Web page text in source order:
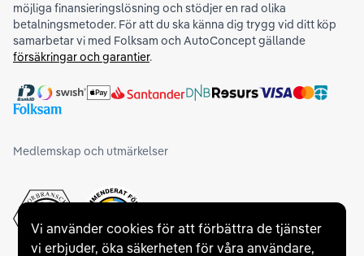
Vi använder cookies för att förbättra de tjänster
vi erbjuder, öka säkerheten för våra användare,
möjliga finansieringslösning och stödjer en rad olika
betalningsmetoder. För att du ska känna dig trygg vid ditt köp
samarbetar vi med Folksam och AutoConcept gällande
försäkringar och garantier.
Medlemskap och utmärkelser